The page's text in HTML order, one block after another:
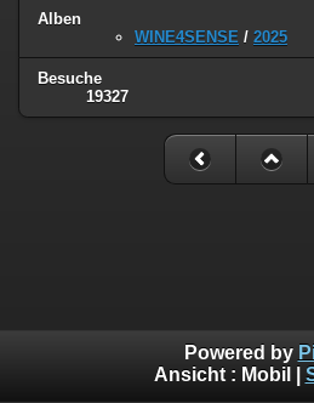
Alben
WINE4SENSE / 2025
Besuche
19327
Powered by
Ansicht : Mobil